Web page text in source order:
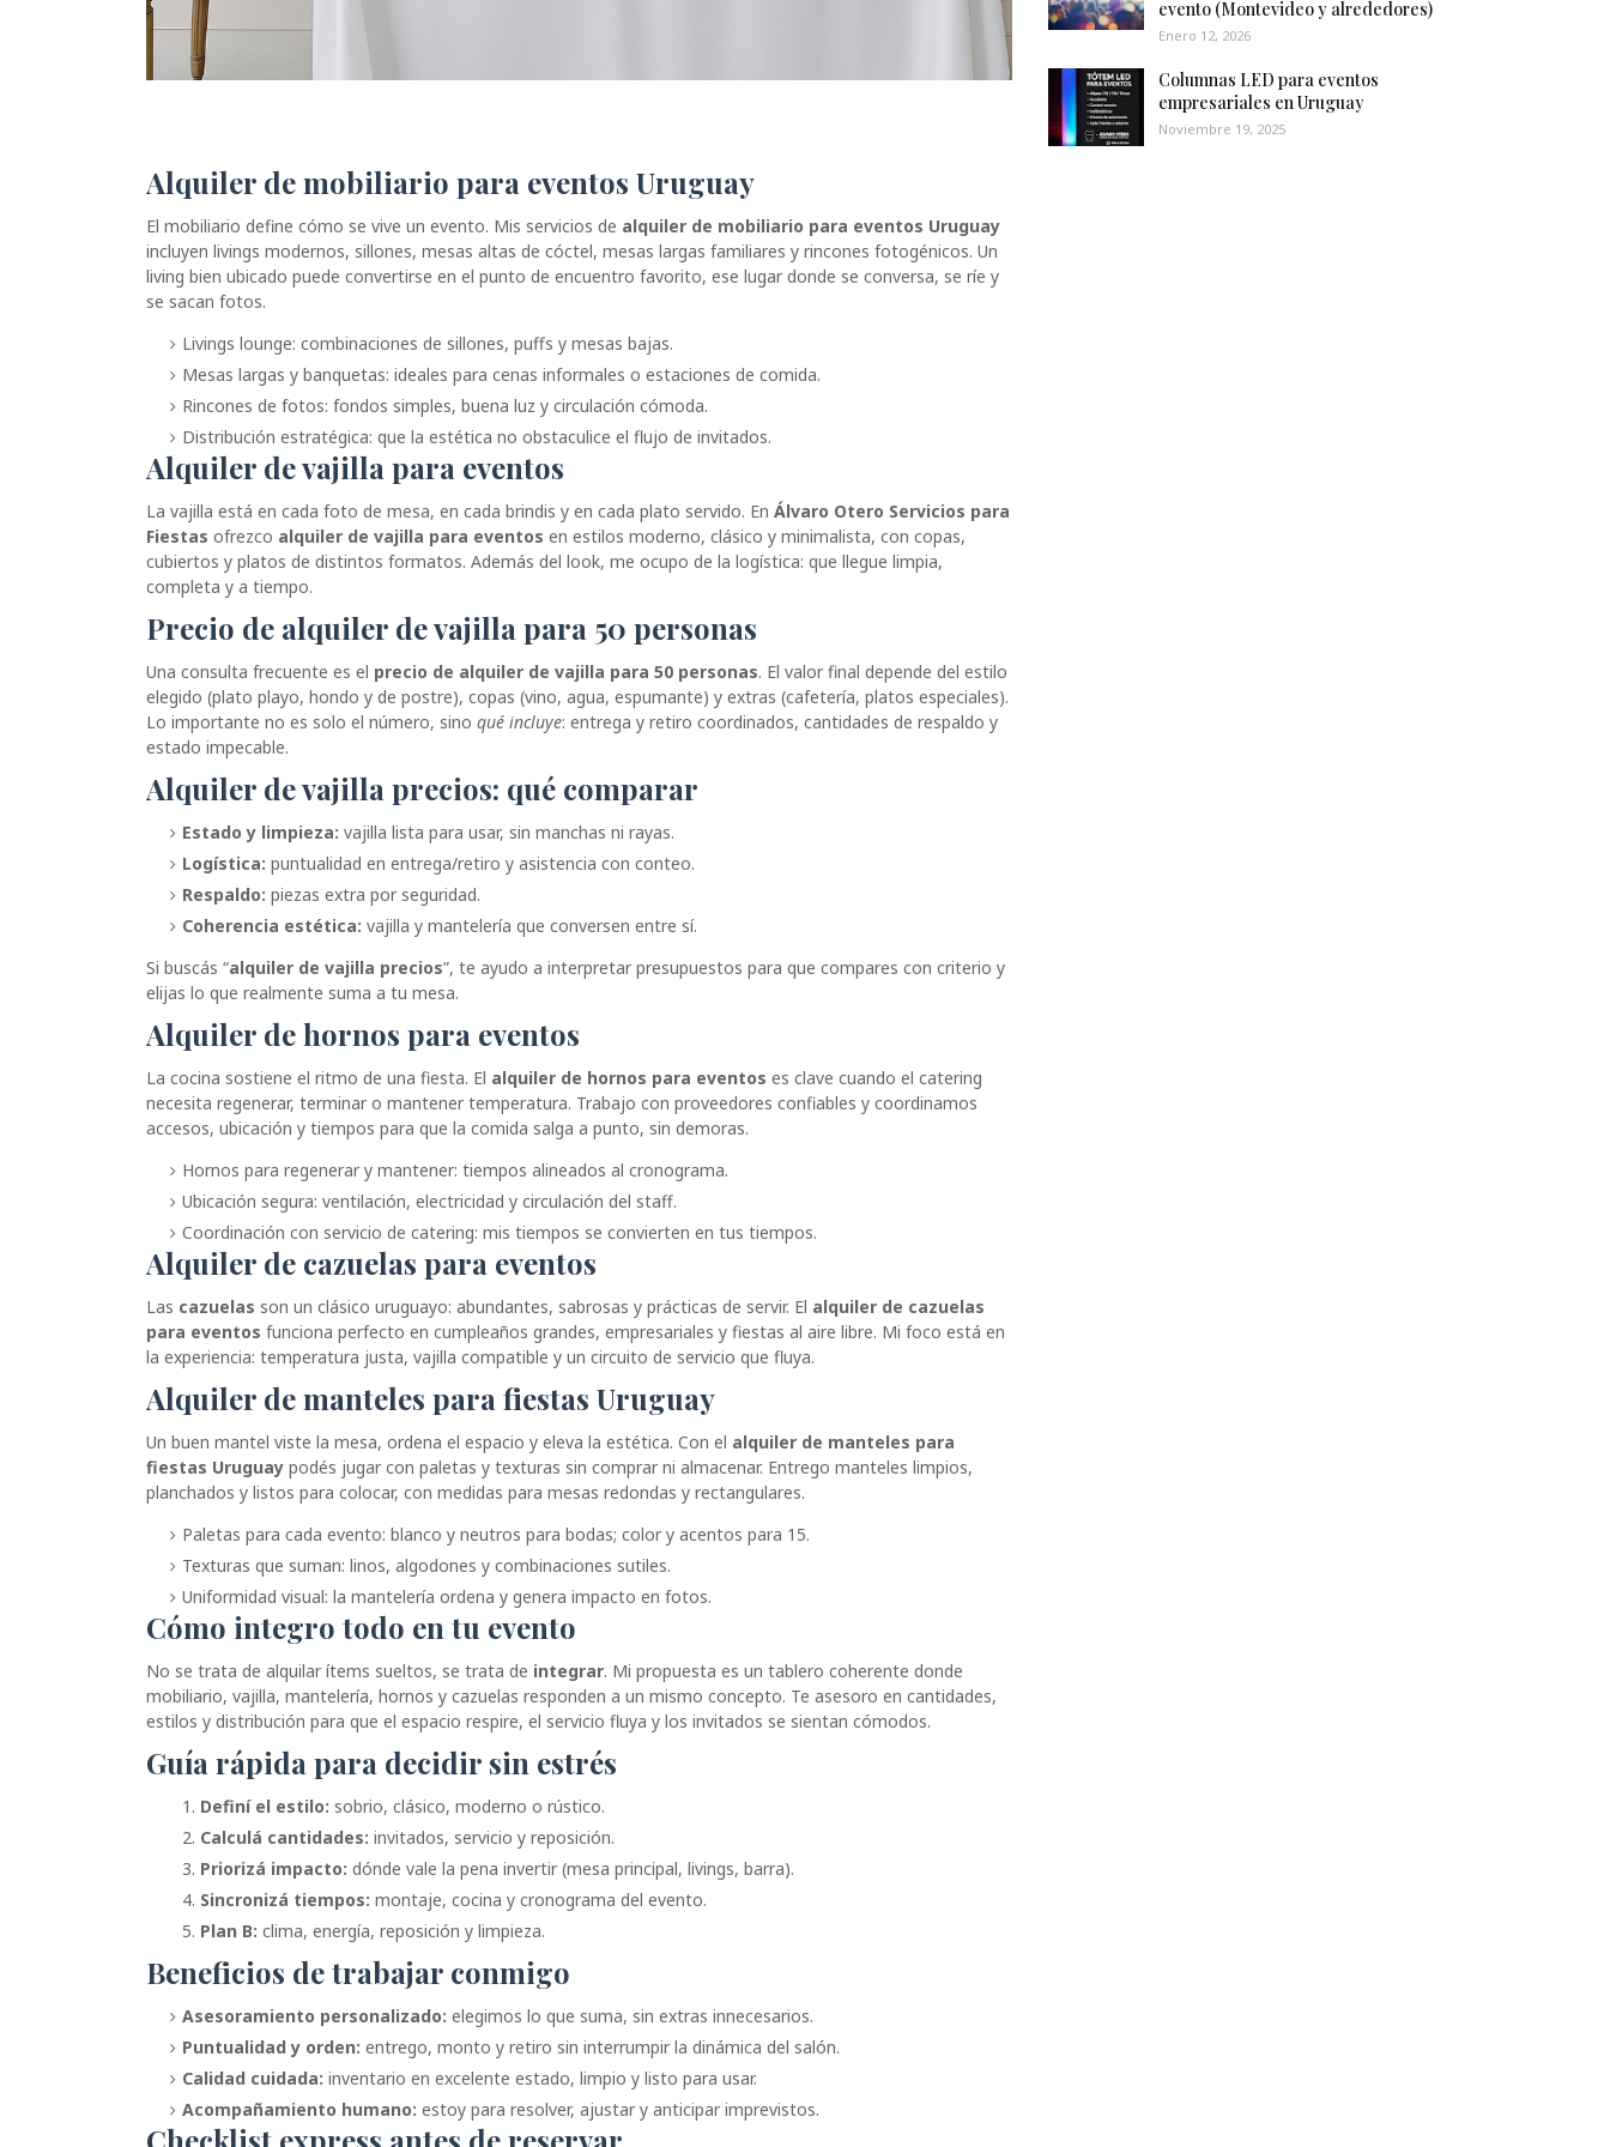
Alquiler de mobiliario para eventos Uruguay
El mobiliario define cómo se vive un evento. Mis servicios de alquiler de mobiliario para eventos Uruguay
incluyen livings modernos, sillones, mesas altas de cóctel, mesas largas familiares y rincones fotogénicos. Un
living bien ubicado puede convertirse en el punto de encuentro favorito, ese lugar donde se conversa, se ríe y
se sacan fotos.
Livings lounge: combinaciones de sillones, puffs y mesas bajas.
Mesas largas y banquetas: ideales para cenas informales o estaciones de comida.
Rincones de fotos: fondos simples, buena luz y circulación cómoda.
Distribución estratégica: que la estética no obstaculice el flujo de invitados.
Alquiler de vajilla para eventos
La vajilla está en cada foto de mesa, en cada brindis y en cada plato servido. En Álvaro Otero Servicios para
Fiestas ofrezco alquiler de vajilla para eventos en estilos moderno, clásico y minimalista, con copas,
cubiertos y platos de distintos formatos. Además del look, me ocupo de la logística: que llegue limpia,
completa y a tiempo.
Precio de alquiler de vajilla para 50 personas
Una consulta frecuente es el precio de alquiler de vajilla para 50 personas. El valor final depende del estilo
elegido (plato playo, hondo y de postre), copas (vino, agua, espumante) y extras (cafetería, platos especiales).
Lo importante no es solo el número, sino qué incluye: entrega y retiro coordinados, cantidades de respaldo y
estado impecable.
Alquiler de vajilla precios: qué comparar
Estado y limpieza: vajilla lista para usar, sin manchas ni rayas.
Logística: puntualidad en entrega/retiro y asistencia con conteo.
Respaldo: piezas extra por seguridad.
Coherencia estética: vajilla y mantelería que conversen entre sí.
Si buscás “alquiler de vajilla precios”, te ayudo a interpretar presupuestos para que compares con criterio y
elijas lo que realmente suma a tu mesa.
Alquiler de hornos para eventos
La cocina sostiene el ritmo de una fiesta. El alquiler de hornos para eventos es clave cuando el catering
necesita regenerar, terminar o mantener temperatura. Trabajo con proveedores confiables y coordinamos
accesos, ubicación y tiempos para que la comida salga a punto, sin demoras.
Hornos para regenerar y mantener: tiempos alineados al cronograma.
Ubicación segura: ventilación, electricidad y circulación del staff.
Coordinación con servicio de catering: mis tiempos se convierten en tus tiempos.
Alquiler de cazuelas para eventos
Las cazuelas son un clásico uruguayo: abundantes, sabrosas y prácticas de servir. El alquiler de cazuelas
para eventos funciona perfecto en cumpleaños grandes, empresariales y fiestas al aire libre. Mi foco está en
la experiencia: temperatura justa, vajilla compatible y un circuito de servicio que fluya.
Alquiler de manteles para fiestas Uruguay
Un buen mantel viste la mesa, ordena el espacio y eleva la estética. Con el alquiler de manteles para
fiestas Uruguay podés jugar con paletas y texturas sin comprar ni almacenar. Entrego manteles limpios,
planchados y listos para colocar, con medidas para mesas redondas y rectangulares.
Paletas para cada evento: blanco y neutros para bodas; color y acentos para 15.
Texturas que suman: linos, algodones y combinaciones sutiles.
Uniformidad visual: la mantelería ordena y genera impacto en fotos.
Cómo integro todo en tu evento
No se trata de alquilar ítems sueltos, se trata de integrar. Mi propuesta es un tablero coherente donde
mobiliario, vajilla, mantelería, hornos y cazuelas responden a un mismo concepto. Te asesoro en cantidades,
estilos y distribución para que el espacio respire, el servicio fluya y los invitados se sientan cómodos.
Guía rápida para decidir sin estrés
Definí el estilo: sobrio, clásico, moderno o rústico.
Calculá cantidades: invitados, servicio y reposición.
Priorizá impacto: dónde vale la pena invertir (mesa principal, livings, barra).
Sincronizá tiempos: montaje, cocina y cronograma del evento.
Plan B: clima, energía, reposición y limpieza.
Beneficios de trabajar conmigo
Asesoramiento personalizado: elegimos lo que suma, sin extras innecesarios.
Puntualidad y orden: entrego, monto y retiro sin interrumpir la dinámica del salón.
Calidad cuidada: inventario en excelente estado, limpio y listo para usar.
Acompañamiento humano: estoy para resolver, ajustar y anticipar imprevistos.
evento (Montevideo y alrededores)
Enero 12, 2026
Columnas LED para eventos
empresariales en Uruguay
Noviembre 19, 2025